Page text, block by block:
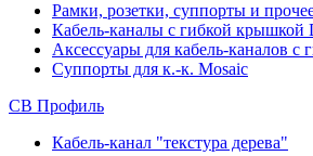
Рамки, розетки, суппорты и
Кабель-каналы с гибкой крышкой
Аксессуары для кабель-каналов
Суппорты для к.-к. Mosaic
СВ Профиль
Кабель-канал "текстура дерева"